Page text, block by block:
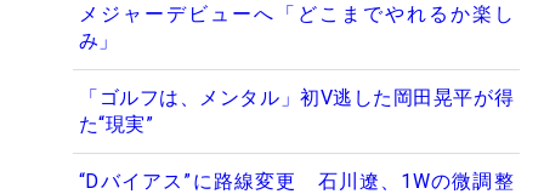
メジャーデビューへ「どこまでやれるか楽し
み」
「ゴルフは、メンタル」初V逃した岡田晃平が得
た“現実”
“Dバイアス”に路線変更 石川遼、1Wの微調整